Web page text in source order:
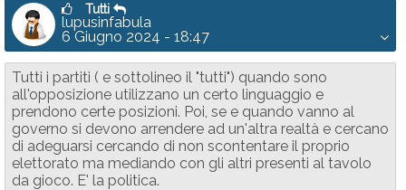
Tutti
lupusinfabula
6 Giugno 2024 - 18:47
Tutti i partiti ( e sottolineo il "tutti") quando sono
all'opposizione utilizzano un certo linguaggio e
prendono certe posizioni. Poi, se e quando vanno al
governo si devono arrendere ad un'altra realtà e cercano
di adeguarsi cercando di non scontentare il proprio
elettorato ma mediando con gli altri presenti al tavolo
da gioco. E' la politica.